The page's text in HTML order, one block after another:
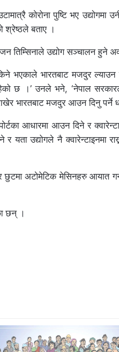
कोरोना पुष्टि भए
श्रेष्ठले बताए ।
तिम्सिनाले उद्योग सञ्चालन हुने
भएकाले भारतबाट मजदुर
छ ।’ उनले भने, ‘नेपाल
भारतबाट मजदुर आउन दिनु पर्ने
आधारमा आउन दिने र
उद्योगले नै क्वारेन्टाइनमा
अटोमेटिक मेसिनहरु आयात
छन् ।